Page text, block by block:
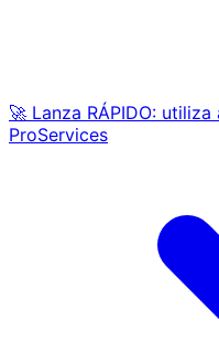
🚀 Lanza RÁPIDO:
ProServices